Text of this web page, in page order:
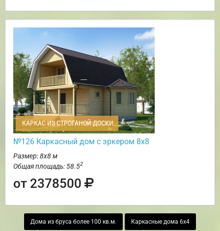
КАРКАС ИЗ СТРОГАНОЙ ДОСКИ
№126 Каркасный дом с эркером 8х8
Размер: 8х8 м
Общая площадь: 58.52
от 2378500
Дома из бруса более 100 кв.м. Каркасные дома 6х4